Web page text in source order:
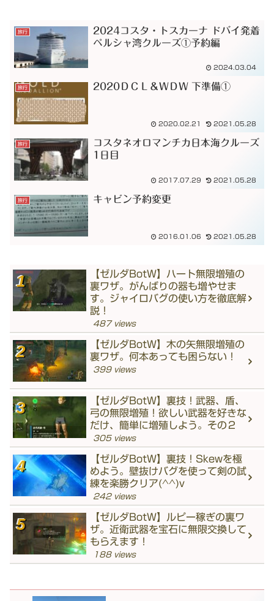
旅行
2024コスタ・トスカーナ ドバイ発着
ペルシャ湾クルーズ①予約編
2024.03.04
旅行 2020ＤＣＬ＆ＷＤＷ 下準備①
2020.02.21 2021.05.28
旅行
コスタネオロマンチカ日本海クルーズ
1日目
2017.07.29 2021.05.28
旅行 キャビン予約変更
2016.01.06 2021.05.28
【ゼルダBotW】ハート無限増殖の
裏ワザ。がんばりの器も増やせま
す。ジャイロバグの使い方を徹底解
説！
487 views
【ゼルダBotW】木の矢無限増殖の
裏ワザ。何本あっても困らない！
399 views
【ゼルダBotW】裏技！武器、盾、
弓の無限増殖！欲しい武器を好きな
だけ、簡単に増殖しよう。その２
305 views
【ゼルダBotW】裏技！Skewを極
めよう。壁抜けバグを使って剣の試
練を楽勝クリア(^^)v
242 views
【ゼルダBotW】ルピー稼ぎの裏ワ
ザ。近衛武器を宝石に無限交換して
もらえます！
188 views